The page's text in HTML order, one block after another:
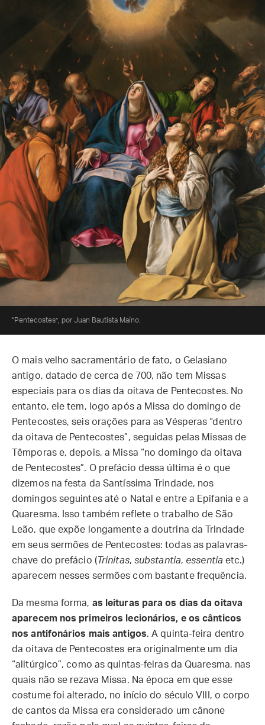
“Pentecostes”, por Juan Bautista Maíno.
O mais velho sacramentário de fato, o Gelasiano
antigo, datado de cerca de 700, não tem Missas
especiais para os dias da oitava de Pentecostes. No
entanto, ele tem, logo após a Missa do domingo de
Pentecostes, seis orações para as Vésperas “dentro
da oitava de Pentecostes”, seguidas pelas Missas de
Têmporas e, depois, a Missa “no domingo da oitava
de Pentecostes”. O prefácio dessa última é o que
dizemos na festa da Santíssima Trindade, nos
domingos seguintes até o Natal e entre a Epifania e a
Quaresma. Isso também reflete o trabalho de São
Leão, que expõe longamente a doutrina da Trindade
em seus sermões de Pentecostes: todas as palavras-
chave do prefácio (Trinitas, substantia, essentiaetc.)
aparecem nesses sermões com bastante frequência.
Da mesma forma, as leituras para os dias da oitava
aparecem nos primeiros lecionários, e os cânticos
nos antifonários mais antigos. A quinta-feira dentro
da oitava de Pentecostes era originalmente um dia
“alitúrgico”, como as quintas-feiras da Quaresma, nas
quais não se rezava Missa. Na época em que esse
costume foi alterado, no início do século VIII, o corpo
de cantos da Missa era considerado um cânone